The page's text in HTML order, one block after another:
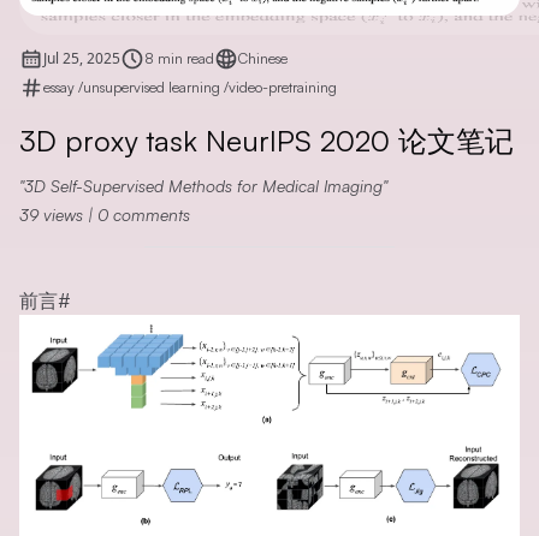
Jul 25, 2025 8 min read
Chinese
essay /unsupervised learning /video-pretraining
3D proxy task NeurIPS 2020 论文笔记
3D Self-Supervised Methods for Medical Imaging
39views | 0 comments
前言#